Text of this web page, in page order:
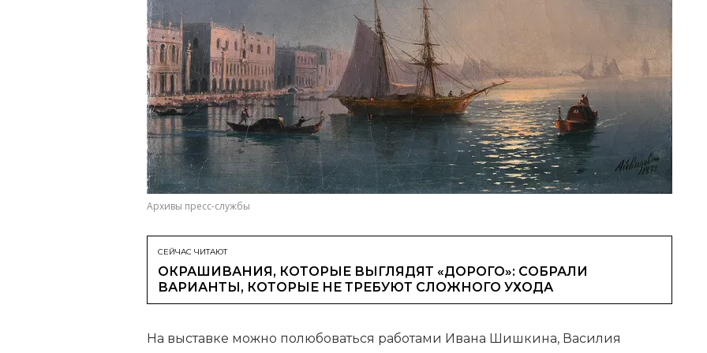
Архивы пресс-службы
СЕЙЧАС ЧИТАЮТ
ОКРАШИВАНИЯ, КОТОРЫЕ ВЫГЛЯДЯТ «ДОРОГО»: СОБРАЛИ
ВАРИАНТЫ, КОТОРЫЕ НЕ ТРЕБУЮТ СЛОЖНОГО УХОДА
На выставке можно полюбоваться работами Ивана Шишкина, Василия